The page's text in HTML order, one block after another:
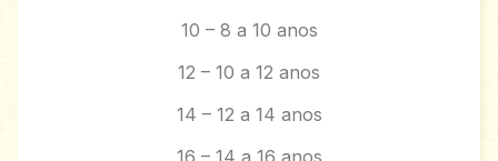
10 – 8 a 10 anos
12 – 10 a 12 anos
14 – 12 a 14 anos
16 – 14 a 16 anos